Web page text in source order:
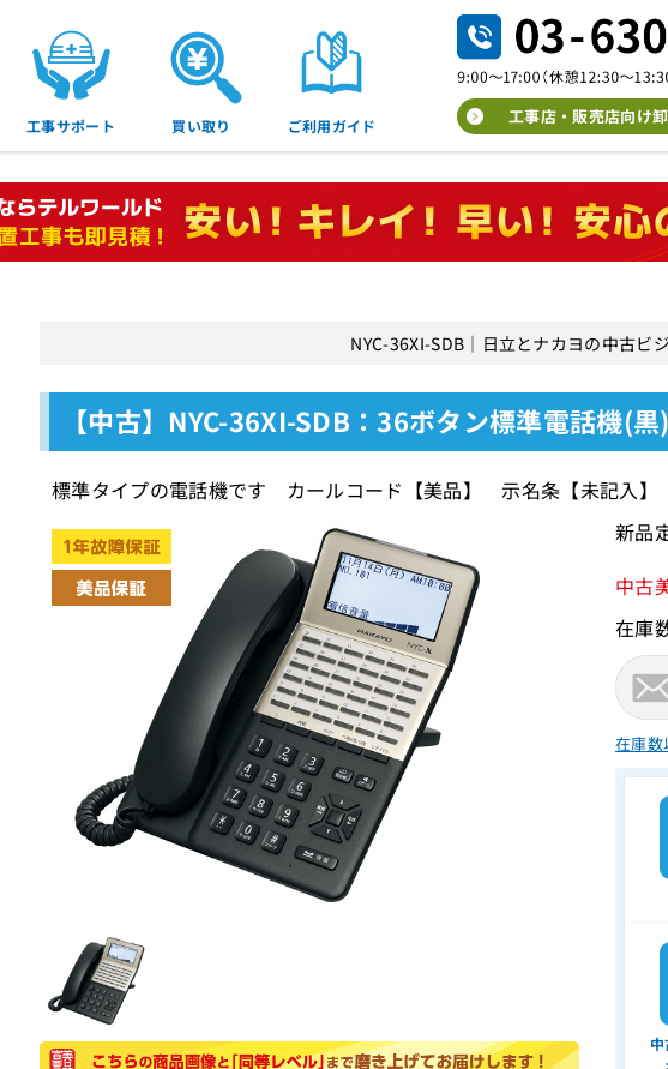
工事サポート 買い取り ご利用ガイド 工事店・販売店向け
NYC-36XI-SDB｜日立とナカヨの中古ビ
【中古】NYC-36XI-SDB：36ボタン標準電話機(黒
標準タイプの電話機です カールコード【美品】 示名条【未記入】
新品
中古
在庫
在庫数